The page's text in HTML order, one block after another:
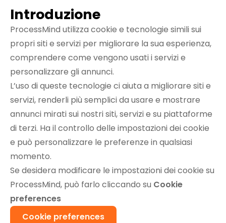
Introduzione
ProcessMind utilizza cookie e tecnologie simili sui
propri siti e servizi per migliorare la sua esperienza,
comprendere come vengono usati i servizi e
personalizzare gli annunci.
L’uso di queste tecnologie ci aiuta a migliorare siti e
servizi, renderli più semplici da usare e mostrare
annunci mirati sui nostri siti, servizi e su piattaforme
di terzi. Ha il controllo delle impostazioni dei cookie
e può personalizzare le preferenze in qualsiasi
momento.
Se desidera modificare le impostazioni dei cookie su
ProcessMind, può farlo cliccando su Cookie
preferences
Cookie preferences